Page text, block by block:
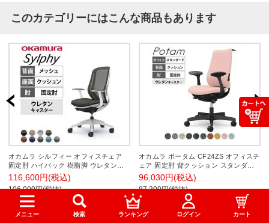
このカテゴリーにはこんな商品もあります
オカムラ シルフィー オフィスチェア
固定肘 ハイバック 樹脂脚 ウレタンキ
ャスター ランバーサポート付き 背メッ
シュ 座面布張り ホワイトボディ
116,600円(税込)
106,000円(税抜)
1件
オカムラ ポータム CF24ZS オフィスチ
ェア 固定肘 背クッション スタンダー
ド ブラックボディ ハンガー付 ランバ
ー付 ウレタンキャスター インターロッ
96,030円(税込)
87,300円(税抜)
メニュー 検索 ランキング ログイン カート